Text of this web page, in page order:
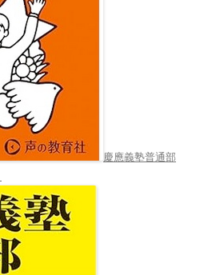
慶應義塾普通部